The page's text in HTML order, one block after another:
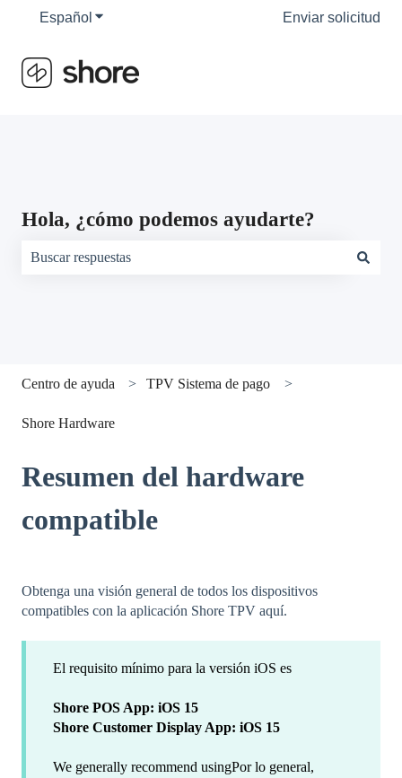
Español Traducciones de Mostrar submenú deEnviar solicitud
Hola, ¿cómo podemos ayudarte?
Centro de ayuda TPV Sistema de pago
Shore Hardware
Resumen del hardware
compatible
Obtenga una visión general de todos los dispositivos
compatibles con la aplicación Shore TPV aquí.
El requisito mínimo para la versión iOS es
Shore POS App: iOS 15
Shore Customer Display App: iOS 15
We generally recommend usingPor lo general,